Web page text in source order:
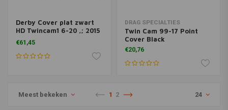
Derby Cover plat zwart
HD Twincam1 6-20 ,; 2015
FLHTCUL, FLHTK; 07-15
€61,45
DRAG SPECIALTIES
Twin Cam 99-17 Point
Cover Black
€20,76
Meest bekeken 1 2 24